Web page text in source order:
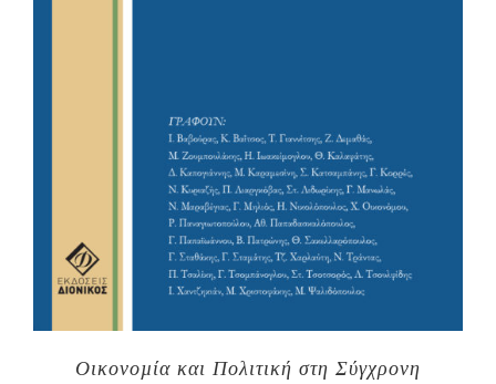
Οικονοµία και Πολιτική στη Σύγχρονη